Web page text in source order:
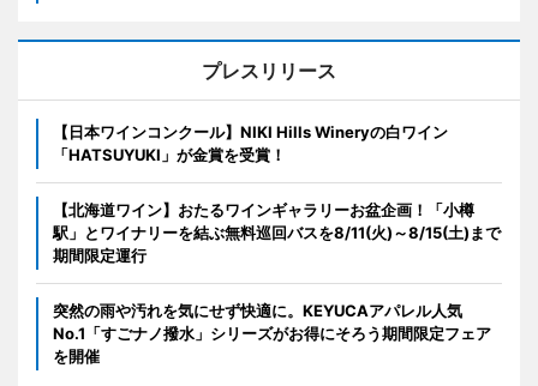
プレスリリース
【日本ワインコンクール】NIKI Hills Wineryの白ワイン
「HATSUYUKI」が金賞を受賞！
【北海道ワイン】おたるワインギャラリーお盆企画！「小樽
駅」とワイナリーを結ぶ無料巡回バスを8/11(火)～8/15(土)まで
期間限定運行
突然の雨や汚れを気にせず快適に。KEYUCAアパレル人気
No.1「すごナノ撥水」シリーズがお得にそろう期間限定フェア
を開催